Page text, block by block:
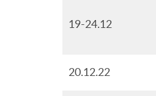
19-24.12
20.12.22